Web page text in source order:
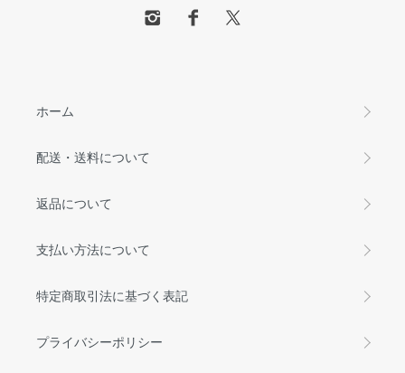
ホーム
配送・送料について
返品について
支払い方法について
特定商取引法に基づく表記
プライバシーポリシー